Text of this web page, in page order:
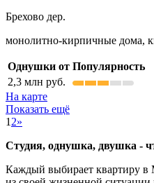
Брехово дер.
монолитно-кирпичные дома,
Однушки от Популярность
2,3 млн руб.
На карте
Показать ещё
1 2»
Студия, однушка, двушка -
Каждый выбирает квартиру в